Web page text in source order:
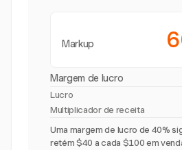
Markup
Margem de lucro
Lucro
Multiplicador de receita
Uma margem de lucro de 40%
retém $40 a cada $100 em